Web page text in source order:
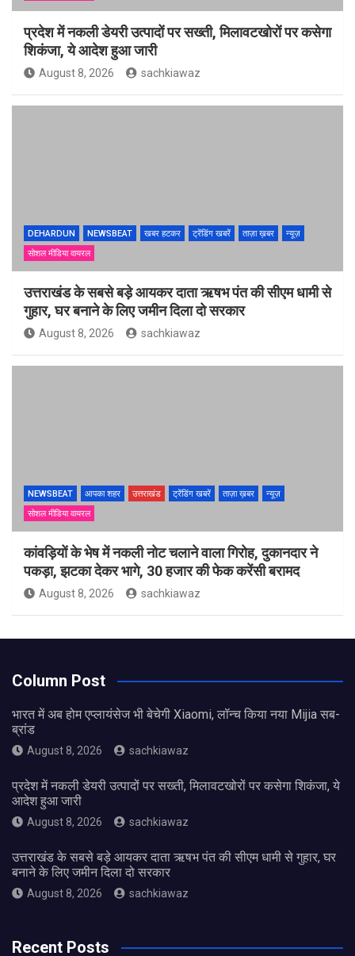
प्रदेश में नकली डेयरी उत्पादों पर सख्ती, मिलावटखोरों पर कसेगा
शिकंजा, ये आदेश हुआ जारी
August 8, 2026 sachkiawaz
DEHARDUN NEWSBEAT खबर हटकर ट्रेंडिंग खबरें ताज़ा ख़बर
न्यूज़
सोशल मीडिया वायरल
उत्तराखंड के सबसे बड़े आयकर दाता ऋषभ पंत की सीएम धामी से
गुहार, घर बनाने के लिए जमीन दिला दो सरकार
August 8, 2026 sachkiawaz
NEWSBEAT आपका शहर उत्तराखंड ट्रेंडिंग खबरें ताज़ा ख़बर
न्यूज़
सोशल मीडिया वायरल
कांवड़ियों के भेष में नकली नोट चलाने वाला गिरोह, दुकानदार ने
पकड़ा, झटका देकर भागे, 30 हजार की फेक करेंसी बरामद
August 8, 2026 sachkiawaz
Column Post
भारत में अब होम एप्लायंसेज भी बेचेगी Xiaomi, लॉन्च किया नया Mijia सब-
ब्रांड
August 8, 2026 sachkiawaz
प्रदेश में नकली डेयरी उत्पादों पर सख्ती, मिलावटखोरों पर कसेगा शिकंजा, ये
आदेश हुआ जारी
August 8, 2026 sachkiawaz
उत्तराखंड के सबसे बड़े आयकर दाता ऋषभ पंत की सीएम धामी से गुहार, घर
बनाने के लिए जमीन दिला दो सरकार
August 8, 2026 sachkiawaz
Recent Posts